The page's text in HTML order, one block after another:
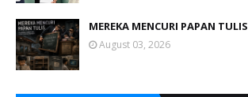
MEREKA MENCURI PAPAN TULIS
August 03, 2026